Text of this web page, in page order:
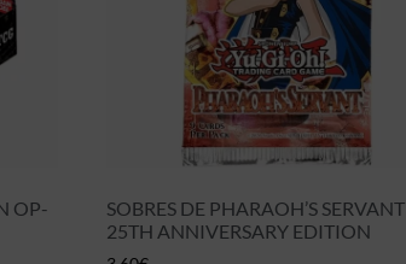
OP-
SOBRES DE PHARAOH’S SERVANT
25TH ANNIVERSARY EDITION